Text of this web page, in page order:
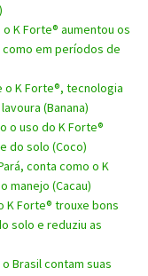
K Forte® aumentou os
em períodos de
o K Forte®, tecnologia
(Banana)
o uso do K Forte®
do solo (Coco)
conta como o K
manejo (Cacau)
K Forte® trouxe bons
solo e reduziu as
Brasil contam suas